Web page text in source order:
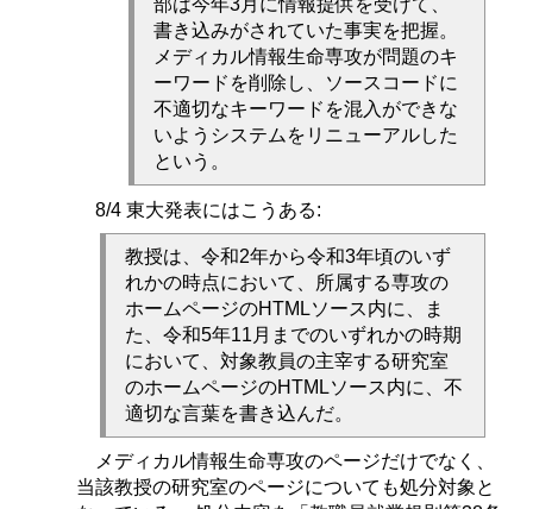
部は今年3月に情報提供を受けて、
書き込みがされていた事実を把握。
メディカル情報生命専攻が問題のキ
ーワードを削除し、ソースコードに
不適切なキーワードを混入ができな
いようシステムをリニューアルした
という。
8/4 東大発表にはこうある:
教授は、令和2年から令和3年頃のいず
れかの時点において、所属する専攻の
ホームページのHTMLソース内に、ま
た、令和5年11月までのいずれかの時期
において、対象教員の主宰する研究室
のホームページのHTMLソース内に、不
適切な言葉を書き込んだ。
メディカル情報生命専攻のページだけでなく、
当該教授の研究室のページについても処分対象と